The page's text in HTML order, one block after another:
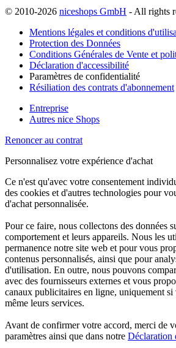
© 2010-2026 niceshops GmbH - All rights
Mentions légales et conditions
Protection des Données
Conditions Générales de Vente et
Déclaration d'accessibilité
Paramètres de confidentialité
Résiliation des contrats d'abonnement
Entreprise
Autres nice Shops
Renoncer au contrat
Personnalisez votre expérience d'achat
Ce n'est qu'avec votre consentement
des cookies et d'autres technologies pour
d'achat personnalisée.
Pour ce faire, nous collectons des données
comportement et leurs appareils. Nous les
permanence notre site web et pour vous
contenus personnalisés, ainsi que pour
d'utilisation. En outre, nous pouvons
avec des fournisseurs externes et vous
canaux publicitaires en ligne, uniquement
même leurs services.
Avant de confirmer votre accord, merci de
paramètres ainsi que dans notre Déclaration